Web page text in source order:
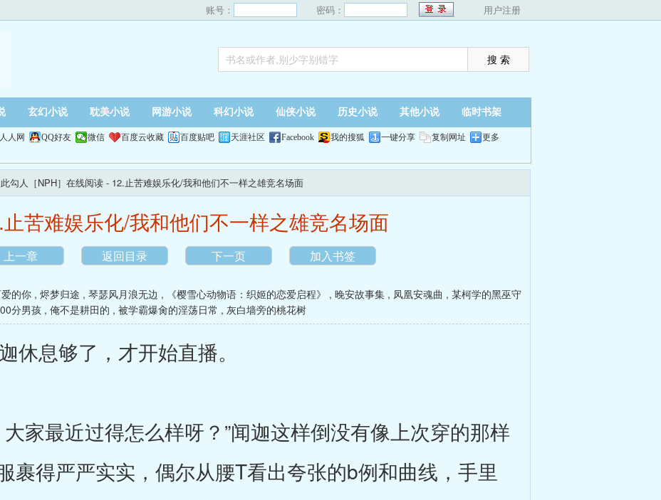
账号： 密码： 用户注册
玄幻小说 耽美小说 网游小说 科幻小说 仙侠小说 历史小说 其他小说 临时书架
人人网 QQ好友 微信 百度云收藏 百度贴吧 天涯社区 Facebook 我的搜狐 一键分享 复制网址 更多
勾人［NPH］在线阅读 - 12.止苦难娱乐化/我和他们不一样之雄竞名场面
苦难娱乐化/我和他们不一样之雄竞名场面
上一章 返回目录 下一页 加入书签
爱的你 , 烬梦归途 , 琴瑟风月浪无边 , 《樱雪心动物语：织姬的恋爱启程》 , 晚安故事集 , 凤凰安魂曲 , 某柯学的黑巫守
分男孩 , 俺不是耕田的 , 被学霸爆肏的淫荡日常 , 灰白墙旁的桃花树
息够了，才开始直播。
家最近过得怎么样呀？”闻迦这样倒没有像上次穿的那样
裹得严严实实，偶尔从腰T看出夸张的b例和曲线，手里